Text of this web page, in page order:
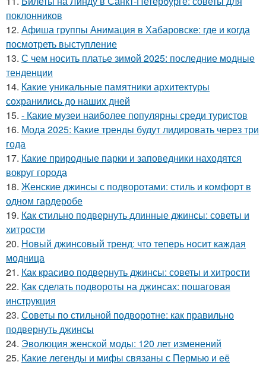
поклонников
12. Афиша группы Анимация в Хабаровске: где и когда
посмотреть выступление
13. С чем носить платье зимой 2025: последние модные
тенденции
14. Какие уникальные памятники архитектуры
сохранились до наших дней
15. - Какие музеи наиболее популярны среди туристов
16. Мода 2025: Какие тренды будут лидировать через три
года
17. Какие природные парки и заповедники находятся
вокруг города
18. Женские джинсы с подворотами: стиль и комфорт в
одном гардеробе
19. Как стильно подвернуть длинные джинсы: советы и
хитрости
20. Новый джинсовый тренд: что теперь носит каждая
модница
21. Как красиво подвернуть джинсы: советы и хитрости
22. Как сделать подвороты на джинсах: пошаговая
инструкция
23. Советы по стильной подворотне: как правильно
подвернуть джинсы
24. Эволюция женской моды: 120 лет изменений
25. Какие легенды и мифы связаны с Пермью и её